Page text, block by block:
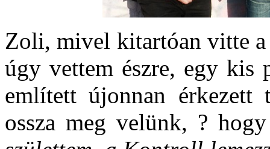
Zoli, mivel kitartóan vitte a
úgy vettem észre, egy kis
említett újonnan
ossza meg velünk, ?